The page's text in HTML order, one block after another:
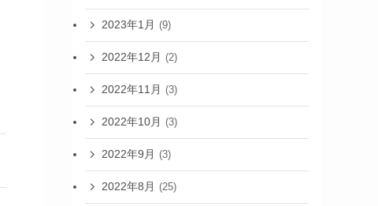
2023年1月 (9)
2022年12月 (2)
2022年11月 (3)
2022年10月 (3)
2022年9月 (3)
2022年8月 (25)